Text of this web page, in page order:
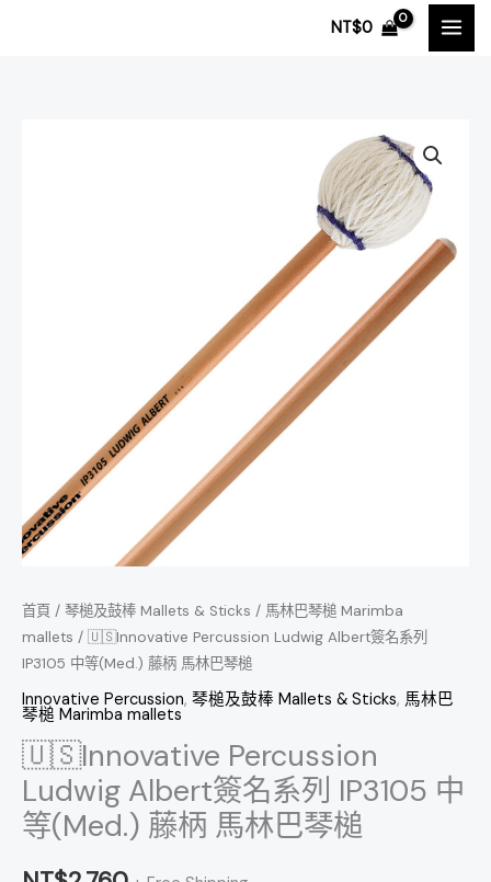
NT$0
首頁 / 琴槌及鼓棒 Mallets & Sticks / 馬林巴琴槌 Marimba
mallets / 🇺🇸Innovative Percussion Ludwig Albert簽名系列
IP3105 中等(Med.) 藤柄 馬林巴琴槌
Innovative Percussion, 琴槌及鼓棒 Mallets & Sticks, 馬林巴
琴槌 Marimba mallets
🇺🇸Innovative Percussion
Ludwig Albert簽名系列 IP3105 中
等(Med.) 藤柄 馬林巴琴槌
(Med.)
藤
柄
林
巴
琴
槌
數
量